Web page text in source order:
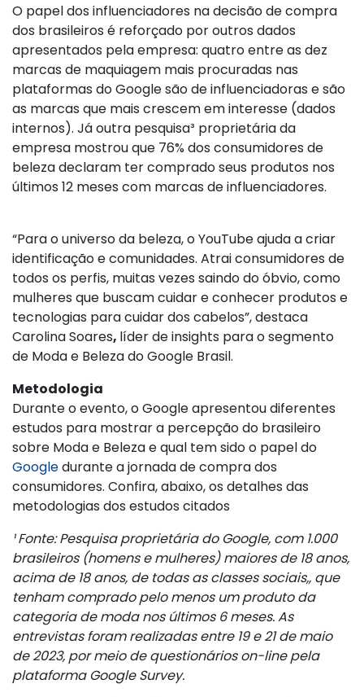
O papel dos influenciadores na decisão de compra
dos brasileiros é reforçado por outros dados
apresentados pela empresa: quatro entre as dez
marcas de maquiagem mais procuradas nas
plataformas do Google são de influenciadoras e são
as marcas que mais crescem em interesse (dados
internos). Já outra pesquisa³ proprietária da
empresa mostrou que 76% dos consumidores de
beleza declaram ter comprado seus produtos nos
últimos 12 meses com marcas de influenciadores.
“Para o universo da beleza, o YouTube ajuda a criar
identificação e comunidades. Atrai consumidores de
todos os perfis, muitas vezes saindo do óbvio, como
mulheres que buscam cuidar e conhecer produtos e
tecnologias para cuidar dos cabelos”, destaca
Carolina Soares, líder de insights para o segmento
de Moda e Beleza do Google Brasil.
Metodologia
Durante o evento, o Google apresentou diferentes
estudos para mostrar a percepção do brasileiro
sobre Moda e Beleza e qual tem sido o papel do
Googledurante a jornada de compra dos
consumidores. Confira, abaixo, os detalhes das
metodologias dos estudos citados
¹ Fonte: Pesquisa proprietária do Google, com 1.000
brasileiros (homens e mulheres) maiores de 18 anos,
acima de 18 anos, de todas as classes sociais,, que
tenham comprado pelo menos um produto da
categoria de moda nos últimos 6 meses. As
entrevistas foram realizadas entre 19 e 21 de maio
de 2023, por meio de questionários on-line pela
plataforma Google Survey.